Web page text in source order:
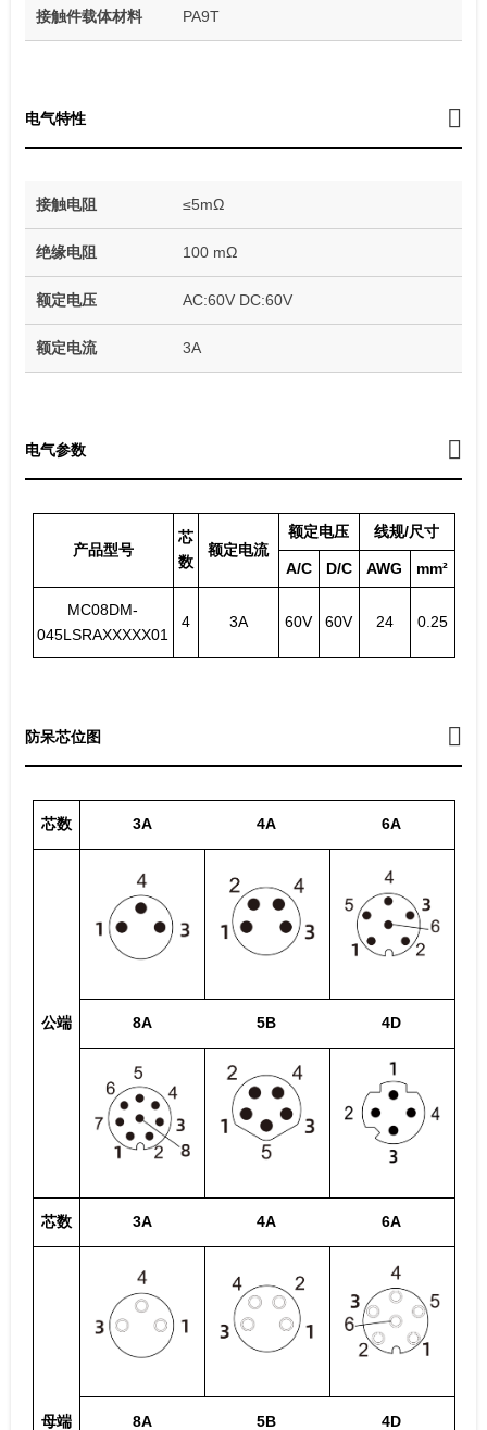
接触件载体材料 PA9T
电气特性
接触电阻 ≤5mΩ
绝缘电阻 100 mΩ
额定电压 AC:60V DC:60V
额定电流 3A
电气参数
产品型号
芯
数
额定电流
额定电压 线规/尺寸
A/C D/C AWG mm²
MC08DM-
045LSRAXXXXX01
4 3A 60V 60V 24 0.25
防呆芯位图
芯数 3A 4A 6A
公端 8A 5B 4D
芯数 3A 4A 6A
母端 8A 5B 4D